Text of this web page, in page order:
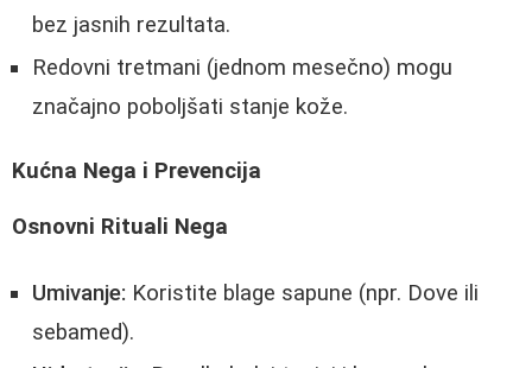
bez jasnih rezultata.
Redovni tretmani (jednom mesečno) mogu
značajno poboljšati stanje kože.
Kućna Nega i Prevencija
Osnovni Rituali Nega
Umivanje: Koristite blage sapune (npr. Dove ili
sebamed).